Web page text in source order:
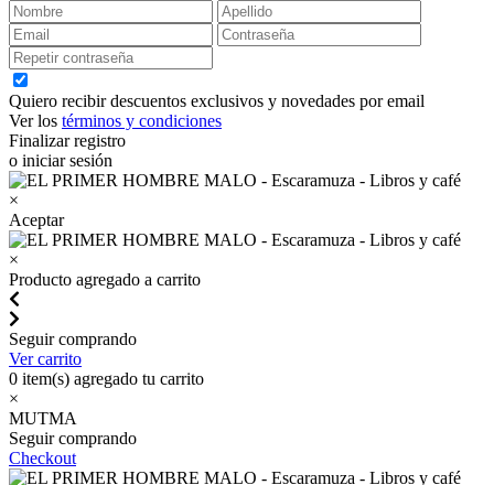
Quiero recibir descuentos exclusivos y novedades por email
Ver los términos y condiciones
Finalizar registro
o iniciar sesión
×
Aceptar
×
Producto agregado a carrito
Seguir comprando
Ver carrito
0 item(s) agregado tu carrito
×
MUTMA
Seguir comprando
Checkout